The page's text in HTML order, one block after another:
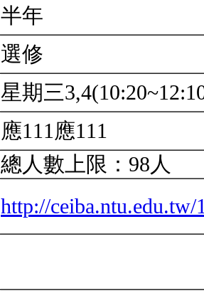
半年
選修
星期三
應111應111
總人數上限：98人
http://ceiba.ntu.edu.tw/